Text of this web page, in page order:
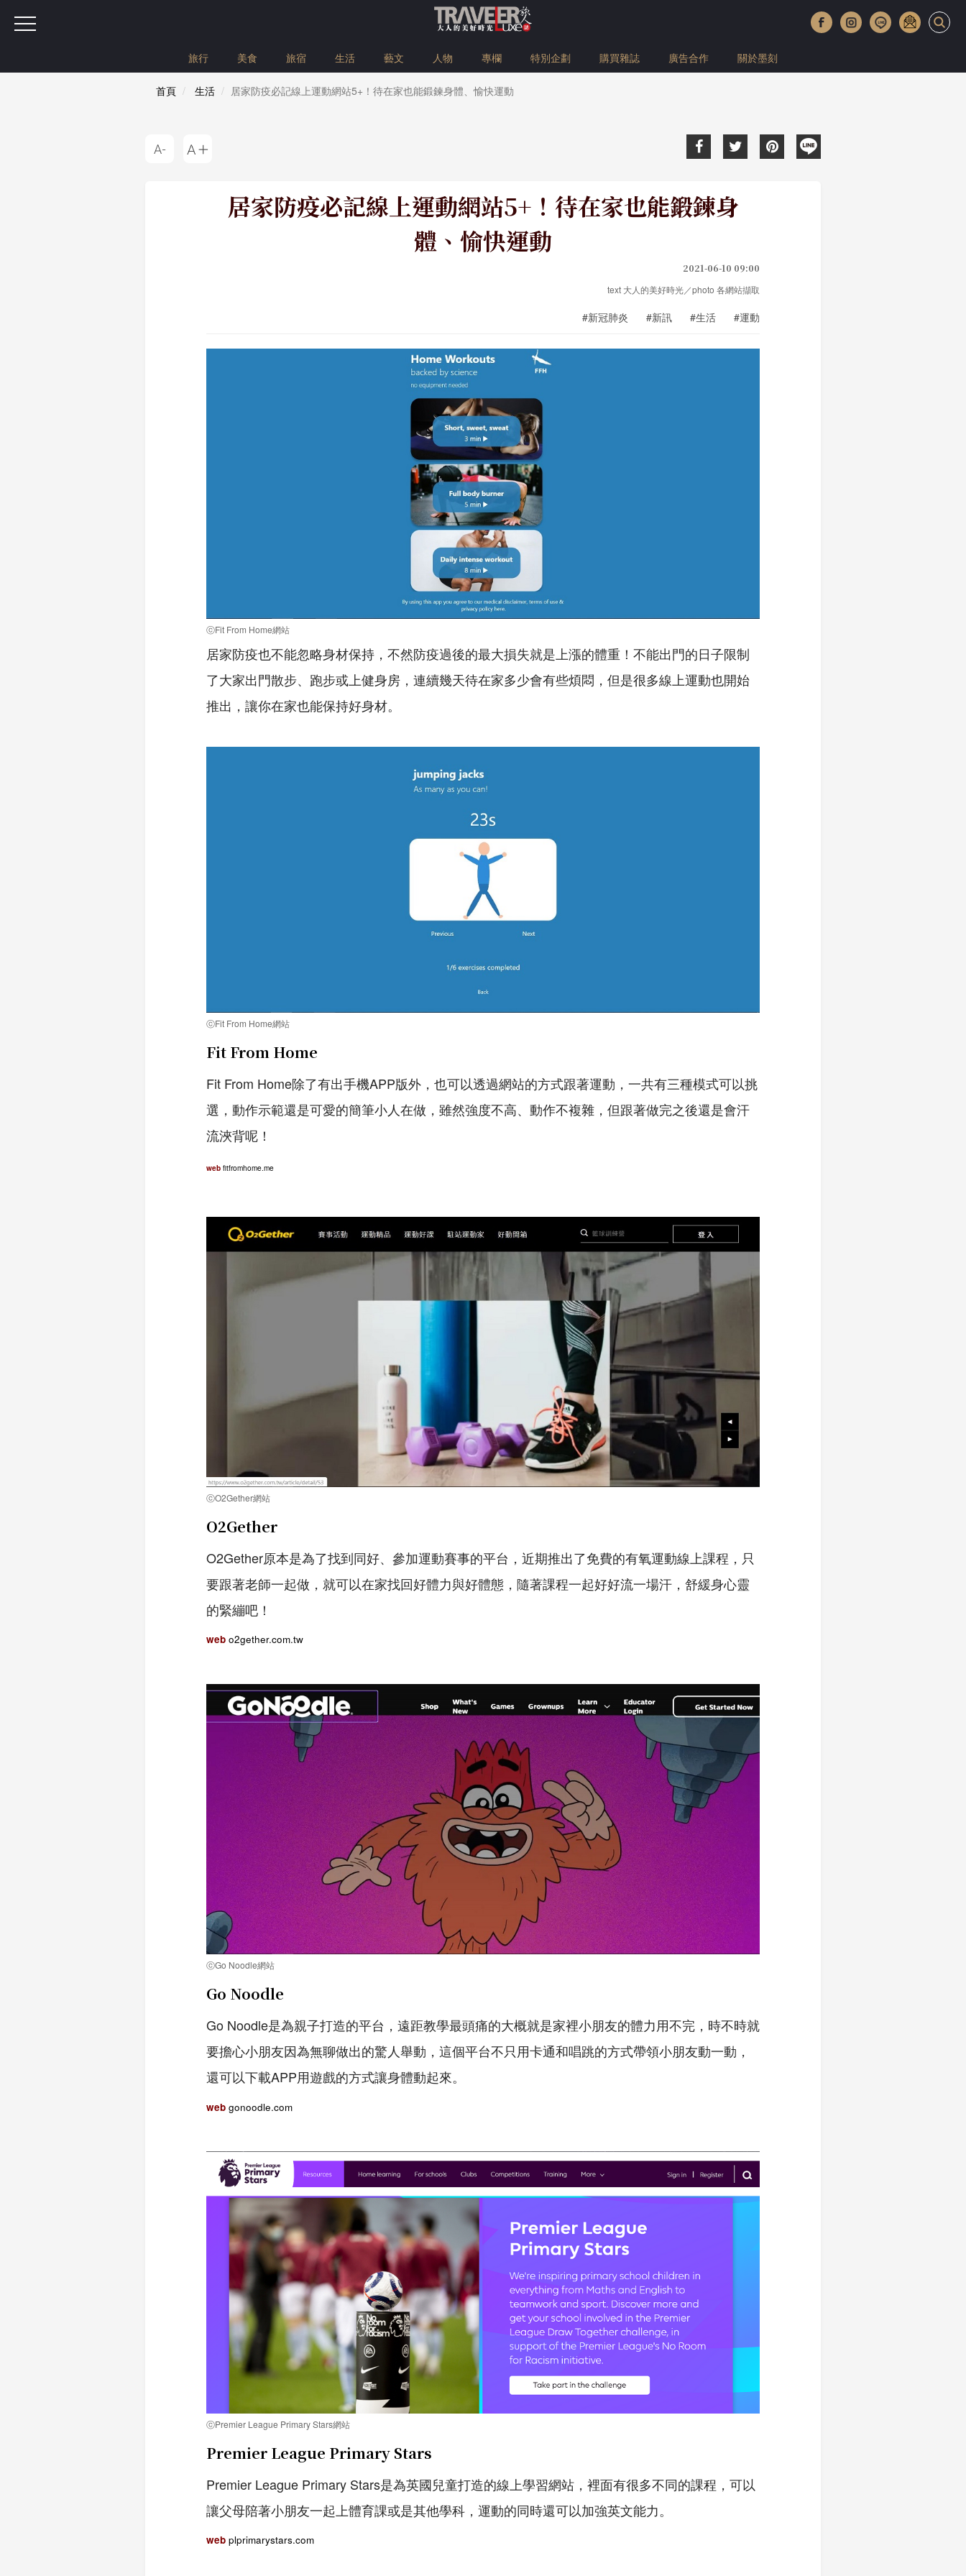
旅行 美食 旅宿 生活 藝文 人物 專欄 特別企劃 購買雜誌 廣告合作 關於墨刻
首頁 生活 居家防疫必記線上運動網站5+！待在家也能鍛鍊身體、愉快運動
居家防疫必記線上運動網站5+！待在家也能鍛鍊身
體、愉快運動
2021-06-10 09:00
text 大人的美好時光／photo 各網站擷取
#新冠肺炎 #新訊 #生活 #運動
ⓒFit From Home網站
居家防疫也不能忽略身材保持，不然防疫過後的最大損失就是上漲的體重！不能出門的日子限制
了大家出門散步、跑步或上健身房，連續幾天待在家多少會有些煩悶，但是很多線上運動也開始
推出，讓你在家也能保持好身材。
ⓒFit From Home網站
Fit From Home
Fit From Home除了有出手機APP版外，也可以透過網站的方式跟著運動，一共有三種模式可以挑
選，動作示範還是可愛的簡筆小人在做，雖然強度不高、動作不複雜，但跟著做完之後還是會汗
流浹背呢！
web fitfromhome.me
ⓒO2Gether網站
O2Gether
O2Gether原本是為了找到同好、參加運動賽事的平台，近期推出了免費的有氧運動線上課程，只
要跟著老師一起做，就可以在家找回好體力與好體態，隨著課程一起好好流一場汗，舒緩身心靈
的緊繃吧！
web o2gether.com.tw
ⓒGo Noodle網站
Go Noodle
Go Noodle是為親子打造的平台，遠距教學最頭痛的大概就是家裡小朋友的體力用不完，時不時就
要擔心小朋友因為無聊做出的驚人舉動，這個平台不只用卡通和唱跳的方式帶領小朋友動一動，
還可以下載APP用遊戲的方式讓身體動起來。
web gonoodle.com
ⓒPremier League Primary Stars網站
Premier League Primary Stars
Premier League Primary Stars是為英國兒童打造的線上學習網站，裡面有很多不同的課程，可以
讓父母陪著小朋友一起上體育課或是其他學科，運動的同時還可以加強英文能力。
web plprimarystars.com